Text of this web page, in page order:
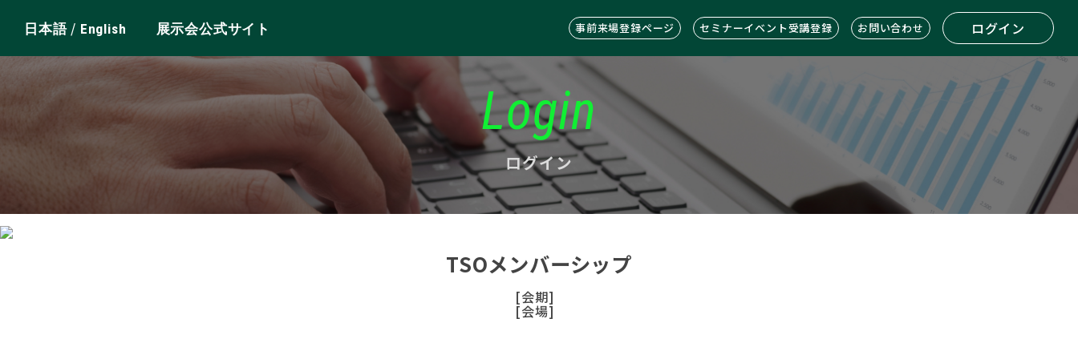
日本語/ English 展示会公式サイト 事前来場登録ページ セミナーイベント受講登録 お問い合わせ ログイン
Login
ログイン
TSOメンバーシップ
[会期]
[会場]